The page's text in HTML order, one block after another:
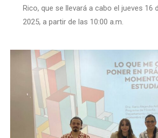
Rico, que se llevará a cabo el jueves 16
2025, a partir de las 10:00 a.m.